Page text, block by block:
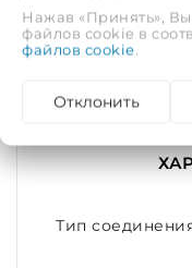
Диаметр трубы:
Уплотнения:
Тип
Нажав «Принять», Вы
файлов cookie в
файлов cookie.
Отклонить